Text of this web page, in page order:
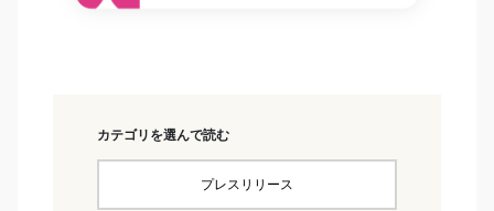
カテゴリを選んで読む
プレスリリース